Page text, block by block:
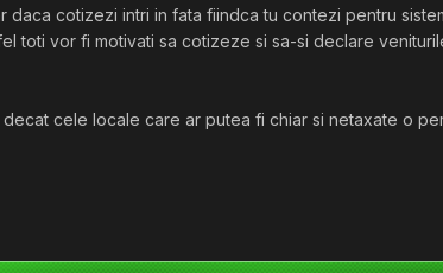
cotizezi intri in fata fiindca tu contezi pentru
toti vor fi motivati sa cotizeze si sa-si declare
cele locale care ar putea fi chiar si netaxate o